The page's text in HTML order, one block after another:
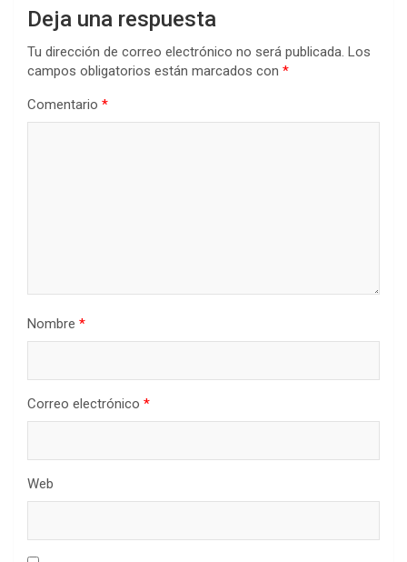
Deja una respuesta
Tu dirección de correo electrónico no será publicada. Los
campos obligatorios están marcados con *
Comentario *
Nombre *
Correo electrónico *
Web